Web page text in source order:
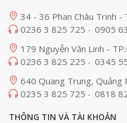
người dùng có thể tận hưởng
và gần với thực tế hơn.
34 - 36 Phan Châu Trinh -
0236 3 825 725 - 0905
179 Nguyễn Văn Linh -
0236 3 825 225 - 0345
640 Quang Trung, Quảng
0235 3 825 725 - 0818
THÔNG TIN VÀ TÀI KHOẢN